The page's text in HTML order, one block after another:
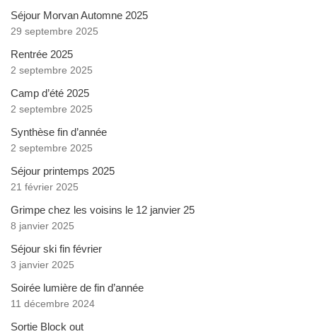
Séjour Morvan Automne 2025
29 septembre 2025
Rentrée 2025
2 septembre 2025
Camp d’été 2025
2 septembre 2025
Synthèse fin d’année
2 septembre 2025
Séjour printemps 2025
21 février 2025
Grimpe chez les voisins le 12 janvier 25
8 janvier 2025
Séjour ski fin février
3 janvier 2025
Soirée lumière de fin d’année
11 décembre 2024
Sortie Block out